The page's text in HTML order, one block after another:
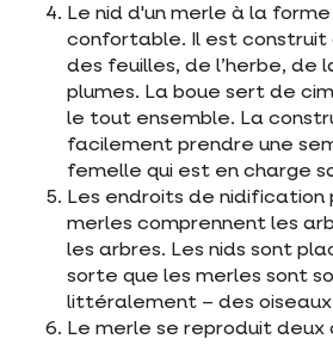
Le nid d'un merle à la
confortable. Il est construit
des feuilles, de l’herbe, de
plumes. La boue sert de
le tout ensemble. La
facilement prendre une
femelle qui est en charge
Les endroits de nidification
merles comprennent les
les arbres. Les nids sont
sorte que les merles sont
littéralement – des
Le merle se reproduit deux